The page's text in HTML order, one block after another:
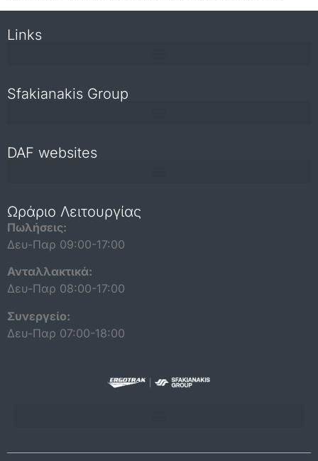
Links
Sfakianakis Group
DAF websites
Ωράριο Λειτουργίας
Πωλήσεις:
Δευ-Παρ 09:00-17:00
Ανταλλακτικά:
Δευ-Παρ 08:00-17:00
Συνεργείο:
Δευ-Παρ 07:00-18:00